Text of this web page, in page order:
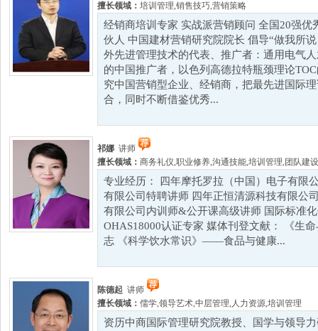
擅长领域： 培训管理,销售技巧,营销策略
经销商培训专家 实战派营销顾问 全国20强优
伙人 中国建材营销研究院院长 倡导“做我所
外先进管理技术的代表、推广者：通用电气
的中国推广者，以色列高德拉特瓶颈理论
究中国营销型企业、经销商，把最先进国际
合，同时不断借鉴优秀...
祁娜 讲师
擅长领域： 商务礼仪,职业修养,沟通技能,培训管理, 团队建设
专业经历： 四年摩托罗拉（中国）电子有限
有限公司特聘讲师 四年正恒清源科技有限公
有限公司内训师&公开课高级讲师 国际标准
OHAS18000认证专家 媒体刊登文献： 《生
志 《科学饮水常识》——食品与健康...
陈德起 讲师
擅长领域： 儒学,领导艺术,中层管理, 人力资源,培训管理
资历中商国际管理研究院教授、国学与领导